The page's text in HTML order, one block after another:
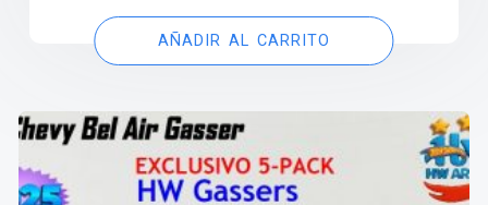
AÑADIR AL CARRITO